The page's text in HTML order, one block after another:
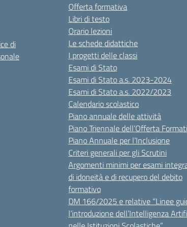
di
Offerta formativa
Libri di testo
Orario lezioni
Le schede didattiche
I progetti delle classi
Esami di Stato
Esami di Stato a.s. 2023-2024
Esami di Stato a.s. 2022/2023
Calendario scolastico
Piano annuale delle attività
Piano Triennale dell’Offerta
Piano Annuale per l’Inclusione
Criteri generali per gli Scrutini
Argomenti minimi per esami
di idoneità e di recupero del debito
formativo
DM 166/2025 e relative “Linee
l’introduzione dell’Intelligenza